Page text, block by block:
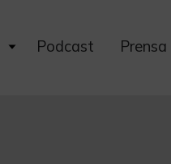
ExpandPodcast Prensa